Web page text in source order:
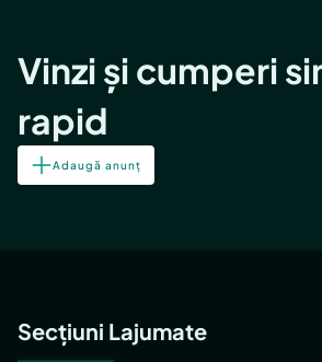
Vinzi și cumperi
rapid
Adaugă anunț
Secțiuni Lajumate